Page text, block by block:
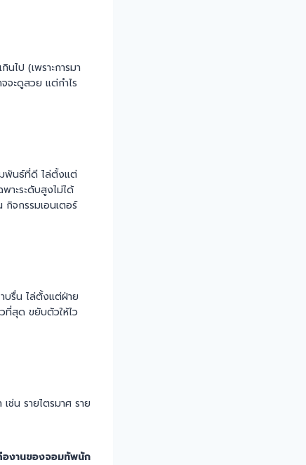
นไป (เพราะการมา
จะดูสวย แต่กำไร
มพันธ์ที่ดี ไล่ตั้งแต่
าะระดับสูงไม่ได้
จกรรมเอนเตอร์
บรื่น ไล่ตั้งแต่ฝ่าย
สุด ขยับตัวให้ไว
น รายไตรมาศ ราย
งานของจอมทัพนัก